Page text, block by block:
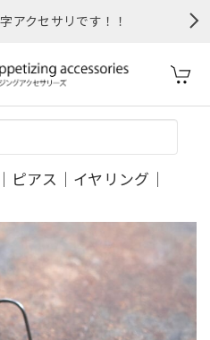
アクセサリです！！
アス｜イヤリング｜